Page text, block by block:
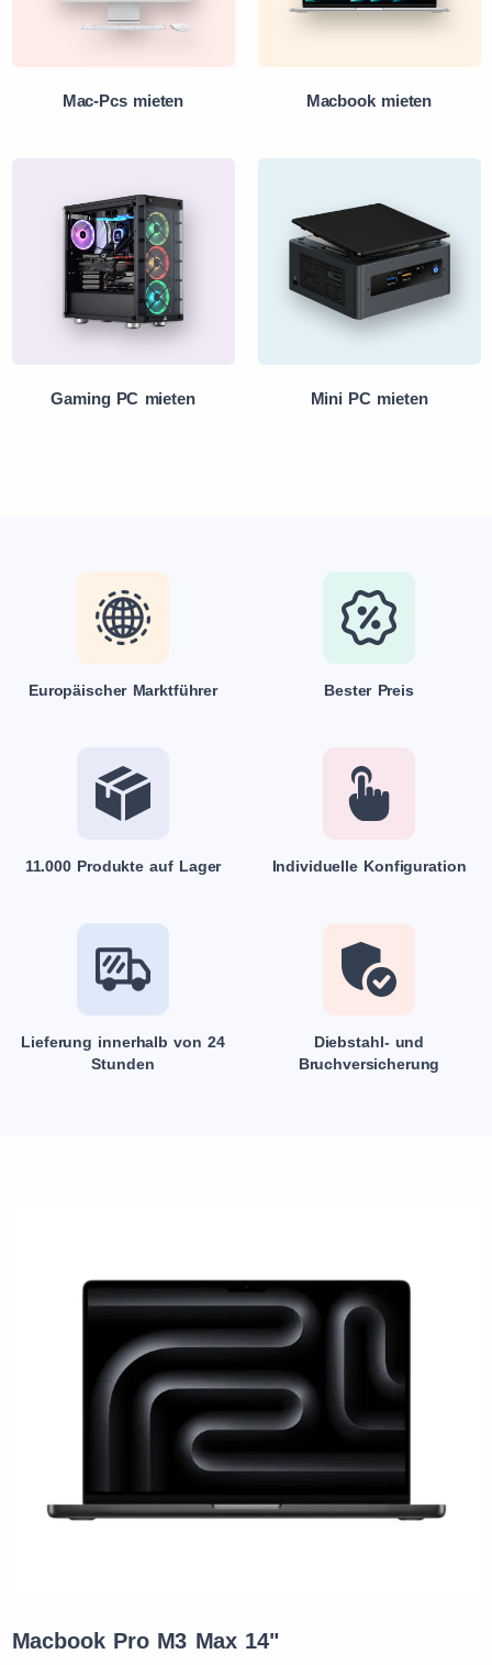
Mac-Pcs mieten Macbook mieten
Gaming PC mieten Mini PC mieten
Europäischer Marktführer Bester Preis
11.000 Produkte auf Lager Individuelle Konfiguration
Lieferung innerhalb von 24
Stunden
Diebstahl- und
Bruchversicherung
Macbook Pro M3 Max 14"